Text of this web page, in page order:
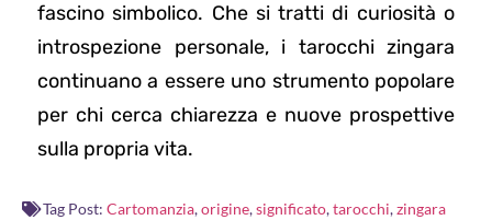
fascino simbolico. Che si tratti di curiosità o
introspezione personale, i tarocchi zingara
continuano a essere uno strumento popolare
per chi cerca chiarezza e nuove prospettive
sulla propria vita.
Tag Post: Cartomanzia,origine,significato,tarocchi,zingara